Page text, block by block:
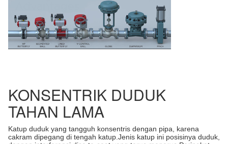
KONSENTRIK DUDUK
TAHAN LAMA
Katup duduk yang tangguh konsentris dengan pipa, karena
cakram dipegang di tengah katup.Jenis katup ini posisinya duduk,